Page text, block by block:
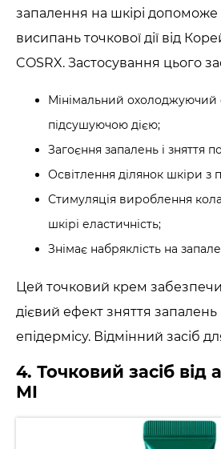
запалення на шкірі допоможе
висипань точкової дії від
COSRX. Застосування цього
Мінімальний охолоджуючий
підсушуючою дією;
Загоєння запалень і зняття
Освітлення ділянок шкіри з
Стимуляція вироблення
шкірі еластичність;
Знімає набряклість на
Цей точковий крем
дієвий ефект зняття запалень
епідермісу. Відмінний засіб
4. Точковий засіб від
MI